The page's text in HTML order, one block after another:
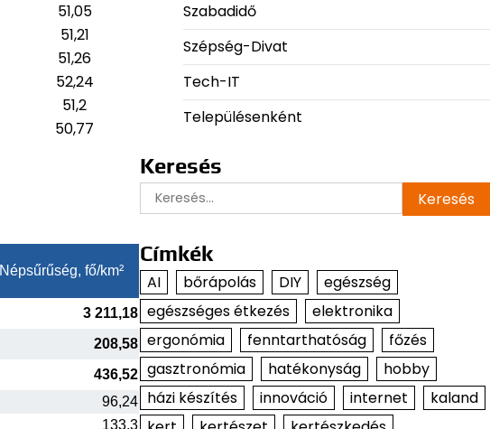
51,05
51,21
51,26
52,24
51,2
50,77
Népsűrűség, fő/km²
3 211,18
208,58
436,52
96,24
133,3
Szabadidő
Szépség-Divat
Tech-IT
Településenként
Keresés
Keresés:
Címkék
AI bőrápolás DIY
egészség
egészséges étkezés
elektronika
ergonómia
fenntarthatóság
főzés
gasztronómia
hatékonyság
hobby
házi készítés
innováció internet
kaland